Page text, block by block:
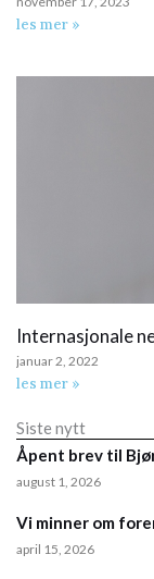
Siste nytt
Åpent brev til
august 1, 2026
Vi minner om
april 15, 2026
les mer »
Internasjonale
januar 2, 2022
les mer »